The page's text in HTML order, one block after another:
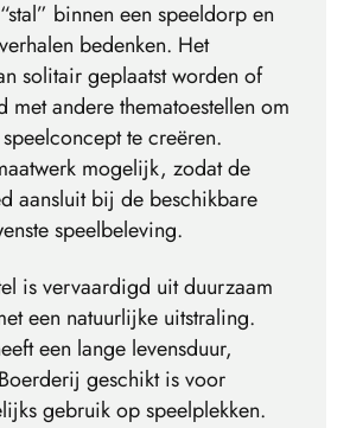
binnen een speeldorp en
bedenken. Het
solitair geplaatst worden of
met andere thematoestellen om
te creëren.
mogelijk, zodat de
aansluit bij de beschikbare
speelbeleving.
is vervaardigd uit duurzaam
een natuurlijke uitstraling.
een lange levensduur,
geschikt is voor
gebruik op speelplekken.